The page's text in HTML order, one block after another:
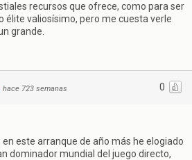
recursos que ofrece, como para ser
élite valiosísimo, pero me cuesta verle
grande.
0
hace 723 semanas
en este arranque de año más he elogiado
dominador mundial del juego directo,